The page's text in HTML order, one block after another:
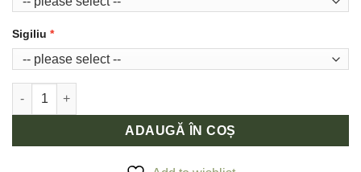
Sigiliu
Cantitate Invitatie de nunta Rainbow Love
ADAUGĂ ÎN COȘ